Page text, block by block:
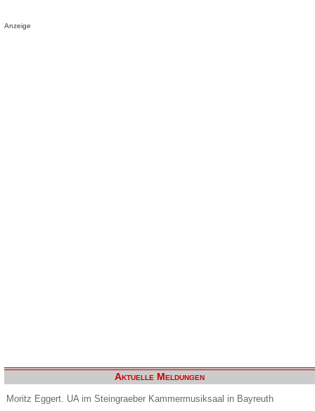
Anzeige
Aktuelle Meldungen
Moritz Eggert. UA im Steingraeber Kammermusiksaal in Bayreuth